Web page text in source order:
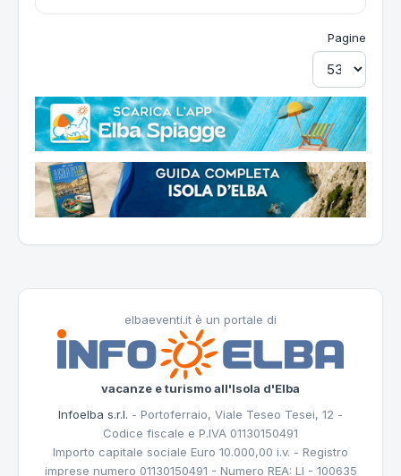
Pagine
elbaeventi.it è un portale di
vacanze e turismo all'Isola d'Elba
Infoelba s.r.l. - Portoferraio, Viale Teseo Tesei, 12 -
Codice fiscale e P.IVA 01130150491
Importo capitale sociale Euro 10.000,00 i.v. - Registro
imprese numero 01130150491 - Numero REA: LI - 100635